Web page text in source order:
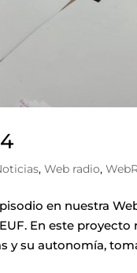
,Web radio,
en nuestra
En este
y su autonomía,